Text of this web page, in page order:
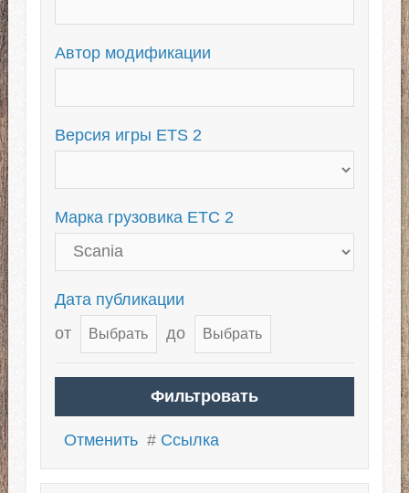
Европейские
Для ЕТС 2 1.38
Автор модификации
Версия игры ETS 2
Марка грузовика ЕТС 2
Дата публикации
от
до
Отменить # Ссылка